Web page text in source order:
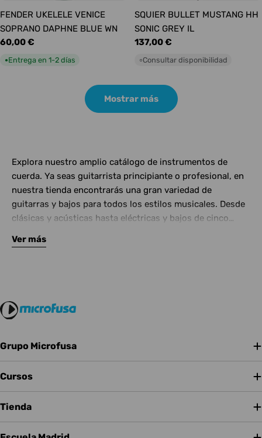
FENDER UKELELE VENICE
SOPRANO DAPHNE BLUE WN
Precio
habitual
60,00 €
●Entrega en 1-2 días
SQUIER BULLET MUSTANG HH
SONIC GREY IL
Precio
habitual
137,00 €
○Consultar disponibilidad
Mostrar más
Explora nuestro amplio catálogo de instrumentos de
cuerda. Ya seas guitarrista principiante o profesional, en
nuestra tienda encontrarás una gran variedad de
guitarras y bajos para todos los estilos musicales. Desde
clásicas y acústicas hasta eléctricas y bajos de cinco
Complementa tu instrumento con amplificadores de
Ver más
Grupo Microfusa
Cursos
Tienda